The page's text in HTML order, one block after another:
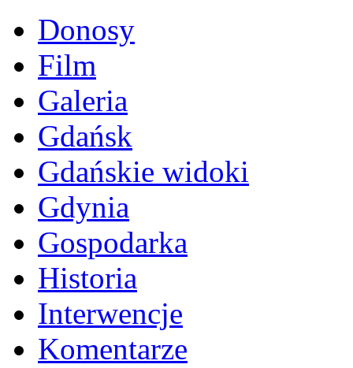
Donosy
Film
Galeria
Gdańsk
Gdańskie widoki
Gdynia
Gospodarka
Historia
Interwencje
Komentarze